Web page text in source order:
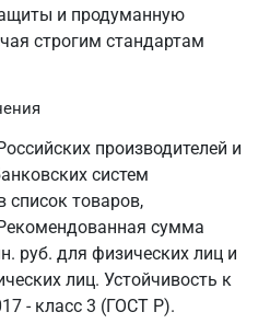
и продуманную
строгим стандартам
производителей и
систем
список товаров,
сумма
руб. для физических лиц и
лиц. Устойчивость к
- класс 3 (ГОСТ Р).